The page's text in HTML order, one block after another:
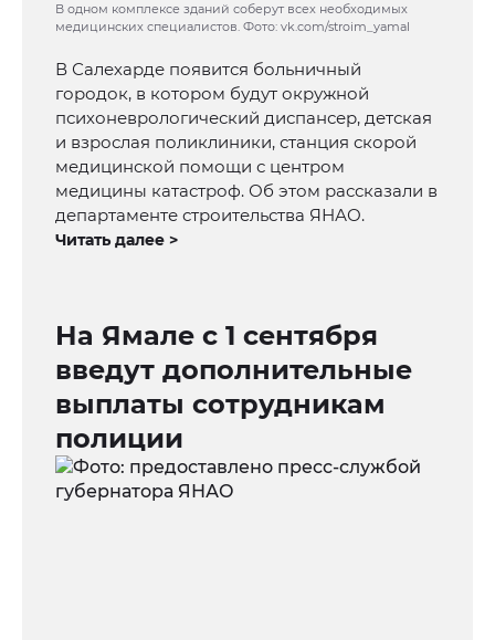
В одном комплексе зданий соберут всех необходимых
медицинских специалистов. Фото: vk.com/stroim_yamal
В Салехарде появится больничный
городок, в котором будут окружной
психоневрологический диспансер, детская
и взрослая поликлиники, станция скорой
медицинской помощи с центром
медицины катастроф. Об этом рассказали в
департаменте строительства ЯНАО.
Читать далее >
На Ямале с 1 сентября
введут дополнительные
выплаты сотрудникам
полиции